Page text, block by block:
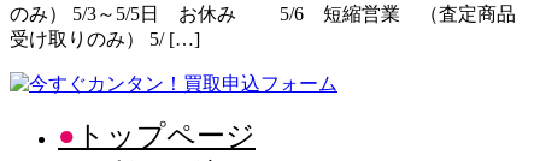
のみ） 5/3～5/5日 お休み 5/6 短縮営業 （査定商品
受け取りのみ） 5/ […]
トップページ